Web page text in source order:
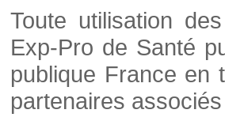
Toute utilisation
Exp-Pro de Santé
publique France en
partenaires